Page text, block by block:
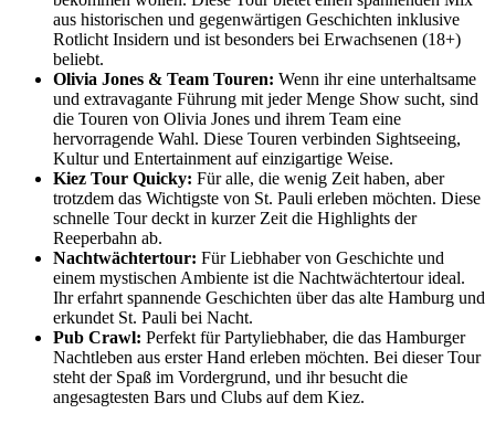
aus historischen und gegenwärtigen Geschichten inklusive
Rotlicht Insidern und ist besonders bei Erwachsenen (18+)
beliebt.
Olivia Jones & Team Touren: Wenn ihr eine unterhaltsame
und extravagante Führung mit jeder Menge Show sucht, sind
die Touren von Olivia Jones und ihrem Team eine
hervorragende Wahl. Diese Touren verbinden Sightseeing,
Kultur und Entertainment auf einzigartige Weise.
Kiez Tour Quicky: Für alle, die wenig Zeit haben, aber
trotzdem das Wichtigste von St. Pauli erleben möchten. Diese
schnelle Tour deckt in kurzer Zeit die Highlights der
Reeperbahn ab.
Nachtwächtertour: Für Liebhaber von Geschichte und
einem mystischen Ambiente ist die Nachtwächtertour ideal.
Ihr erfahrt spannende Geschichten über das alte Hamburg und
erkundet St. Pauli bei Nacht.
Pub Crawl: Perfekt für Partyliebhaber, die das Hamburger
Nachtleben aus erster Hand erleben möchten. Bei dieser Tour
steht der Spaß im Vordergrund, und ihr besucht die
angesagtesten Bars und Clubs auf dem Kiez.